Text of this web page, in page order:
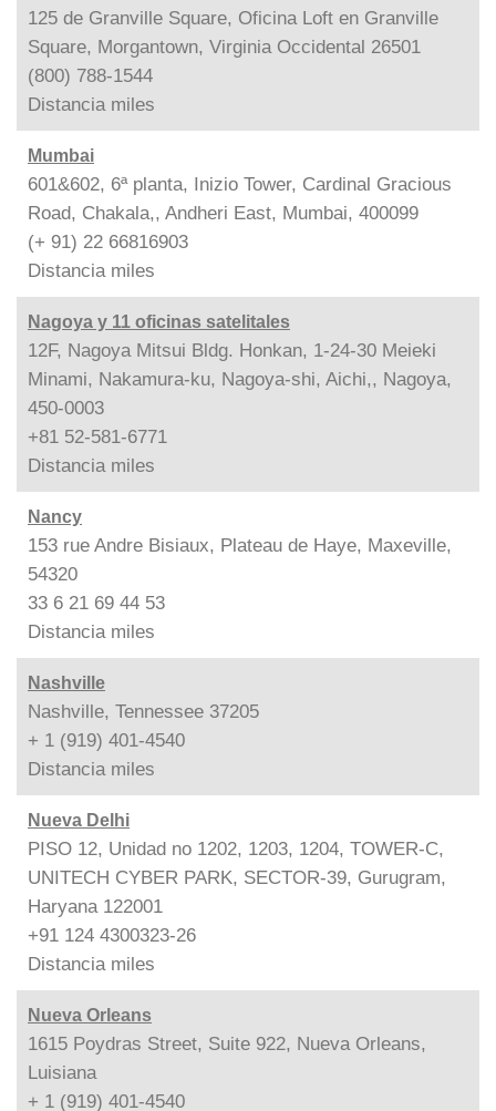
125 de Granville Square, Oficina Loft en Granville
Square, Morgantown, Virginia Occidental 26501
(800) 788-1544
Distancia miles
Mumbai
601&602, 6ª planta, Inizio Tower, Cardinal Gracious
Road, Chakala,, Andheri East, Mumbai, 400099
(+ 91) 22 66816903
Distancia miles
Nagoya y 11 oficinas satelitales
12F, Nagoya Mitsui Bldg. Honkan, 1-24-30 Meieki
Minami, Nakamura-ku, Nagoya-shi, Aichi,, Nagoya,
450-0003
+81 52-581-6771
Distancia miles
Nancy
153 rue Andre Bisiaux, Plateau de Haye, Maxeville,
54320
33 6 21 69 44 53
Distancia miles
Nashville
Nashville, Tennessee 37205
+ 1 (919) 401-4540
Distancia miles
Nueva Delhi
PISO 12, Unidad no 1202, 1203, 1204, TOWER-C,
UNITECH CYBER PARK, SECTOR-39, Gurugram,
Haryana 122001
+91 124 4300323-26
Distancia miles
Nueva Orleans
1615 Poydras Street, Suite 922, Nueva Orleans,
Luisiana
+ 1 (919) 401-4540